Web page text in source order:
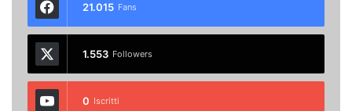
21.015 Fans
1.553 Followers
0 Iscritti